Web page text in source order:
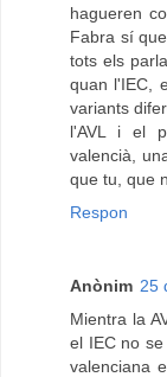
hagueren
Fabra sí
tots els
quan l'IEC,
variants
l'AVL i el
valencià,
que tu, que
Respon
Anònim 25
Mientra la
el IEC no
valenciana